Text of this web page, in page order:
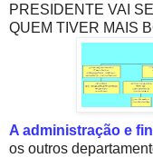
PRESIDENTE VAI
QUEM TIVER MAIS
A administração e
os outros